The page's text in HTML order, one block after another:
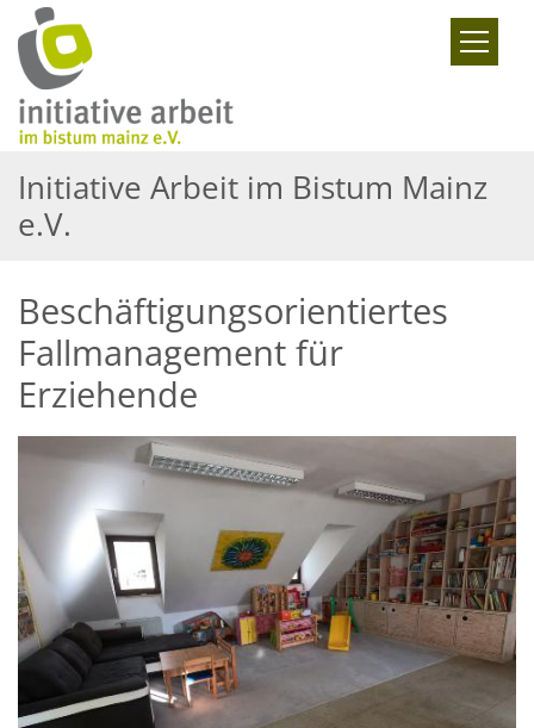
Zum Inhalt springen
Initiative Arbeit im Bistum Mainz
e.V.
Beschäftigungsorientiertes
Fallmanagement für
Erziehende